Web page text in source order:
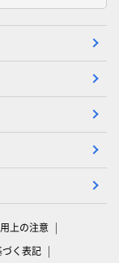
上の注意
く表記